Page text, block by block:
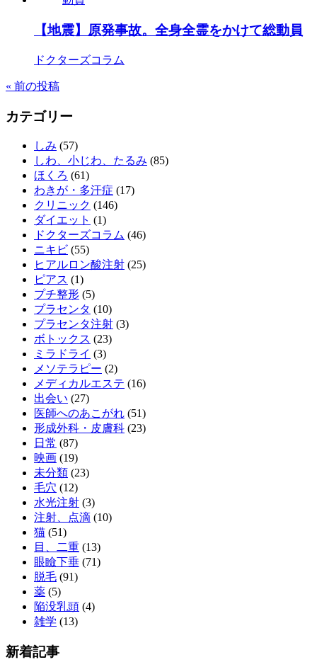
【地震】原発事故。全身全霊をかけて総動員
ドクターズコラム
« 前の投稿
カテゴリー
しみ (57)
しわ、小じわ、たるみ (85)
ほくろ (61)
わきが・多汗症 (17)
クリニック (146)
ダイエット (1)
ドクターズコラム (46)
ニキビ (55)
ヒアルロン酸注射 (25)
ピアス (1)
プチ整形 (5)
プラセンタ (10)
プラセンタ注射 (3)
ボトックス (23)
ミラドライ (3)
メソテラピー (2)
メディカルエステ (16)
出会い (27)
医師へのあこがれ (51)
形成外科・皮膚科 (23)
日常 (87)
映画 (19)
未分類 (23)
毛穴 (12)
水光注射 (3)
注射、点滴 (10)
猫 (51)
目、二重 (13)
眼瞼下垂 (71)
脱毛 (91)
薬 (5)
陥没乳頭 (4)
雑学 (13)
新着記事